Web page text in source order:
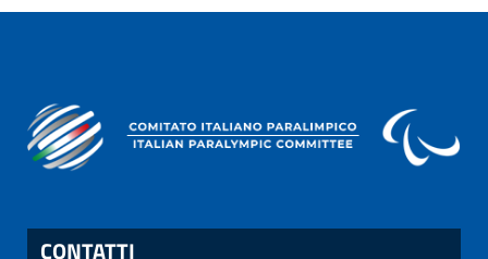
CONTATTI